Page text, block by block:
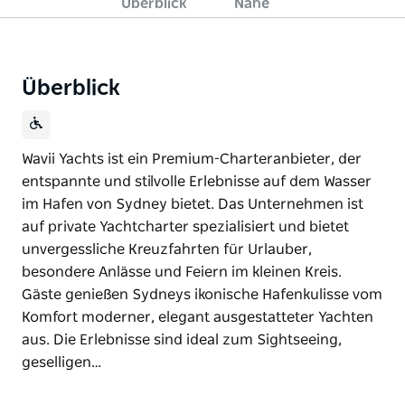
Überblick Nahe
Überblick
Wavii Yachts ist ein Premium-Charteranbieter, der
entspannte und stilvolle Erlebnisse auf dem Wasser
im Hafen von Sydney bietet. Das Unternehmen ist
auf private Yachtcharter spezialisiert und bietet
unvergessliche Kreuzfahrten für Urlauber,
besondere Anlässe und Feiern im kleinen Kreis.
Gäste genießen Sydneys ikonische Hafenkulisse vom
Komfort moderner, elegant ausgestatteter Yachten
aus. Die Erlebnisse sind ideal zum Sightseeing,
geselligen…